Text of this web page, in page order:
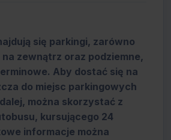
się parkingi, zarówno
na zewnątrz oraz podziemne,
Aby dostać się na
do miejsc parkingowych
można skorzystać z
kursującego 24
informacje można